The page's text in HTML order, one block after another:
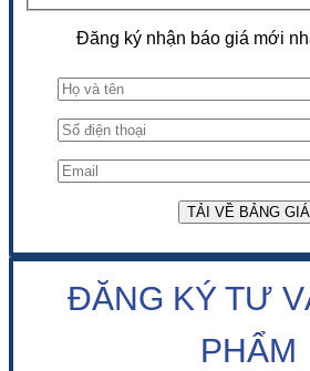
Đăng ký nhận báo giá mới
ĐĂNG KÝ TƯ
PHẨM